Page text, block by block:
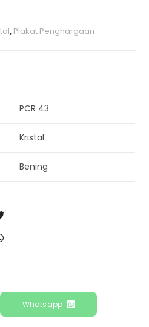
, Plakat Penghargaan
PCR 43
Kristal
Bening
Whatsapp